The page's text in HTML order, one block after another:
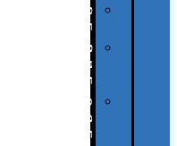
טכנולוגיה
וגאדג'טים
פנאי,
נופש
ונסיעות
סביבת
משרד
ופרימיום